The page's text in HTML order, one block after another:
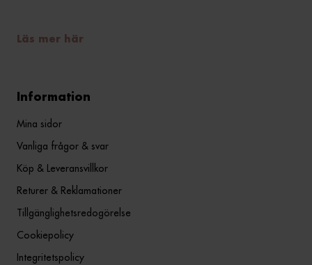
Läs mer här
Information
Mina sidor
Vanliga frågor & svar
Köp & Leveransvillkor
Returer & Reklamationer
Tillgänglighetsredogörelse
Cookiepolicy
Integritetspolicy